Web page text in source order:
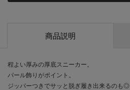
商品説明
程よい厚みの厚底スニーカー。
パール飾りがポイント。
ジッパーつきでサッと脱ぎ履き出来るのも◎